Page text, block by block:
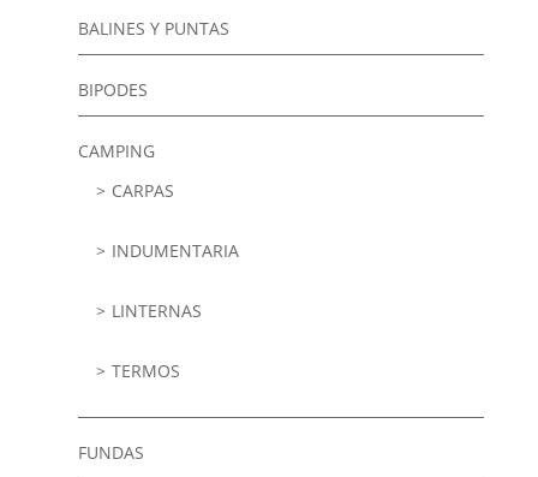
BALINES Y PUNTAS
BIPODES
CAMPING
CARPAS
INDUMENTARIA
LINTERNAS
TERMOS
FUNDAS